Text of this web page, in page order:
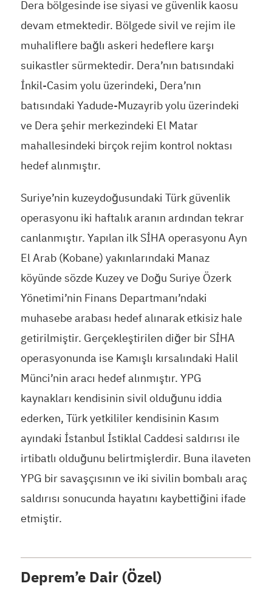
Dera bölgesinde ise siyasi ve güvenlik kaosu
devam etmektedir. Bölgede sivil ve rejim ile
muhaliflere bağlı askeri hedeflere karşı
suikastler sürmektedir. Dera’nın batısındaki
İnkil-Casim yolu üzerindeki, Dera’nın
batısındaki Yadude-Muzayrib yolu üzerindeki
ve Dera şehir merkezindeki El Matar
mahallesindeki birçok rejim kontrol noktası
hedef alınmıştır.
Suriye’nin kuzeydoğusundaki Türk güvenlik
operasyonu iki haftalık aranın ardından tekrar
canlanmıştır. Yapılan ilk SİHA operasyonu Ayn
El Arab (Kobane) yakınlarındaki Manaz
köyünde sözde Kuzey ve Doğu Suriye Özerk
Yönetimi’nin Finans Departmanı’ndaki
muhasebe arabası hedef alınarak etkisiz hale
getirilmiştir. Gerçekleştirilen diğer bir SİHA
operasyonunda ise Kamışlı kırsalındaki Halil
Münci’nin aracı hedef alınmıştır. YPG
kaynakları kendisinin sivil olduğunu iddia
ederken, Türk yetkililer kendisinin Kasım
ayındaki İstanbul İstiklal Caddesi saldırısı ile
irtibatlı olduğunu belirtmişlerdir. Buna ilaveten
YPG bir savaşçısının ve iki sivilin bombalı araç
saldırısı sonucunda hayatını kaybettiğini ifade
etmiştir.
Deprem’e Dair (Özel)